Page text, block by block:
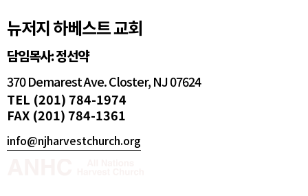
뉴저지 하베스트 교회
담임목사: 정선약
370 Demarest Ave. Closter, NJ 07624
TEL (201) 784-1974
FAX (201) 784-1361
info@njharvestchurch.org